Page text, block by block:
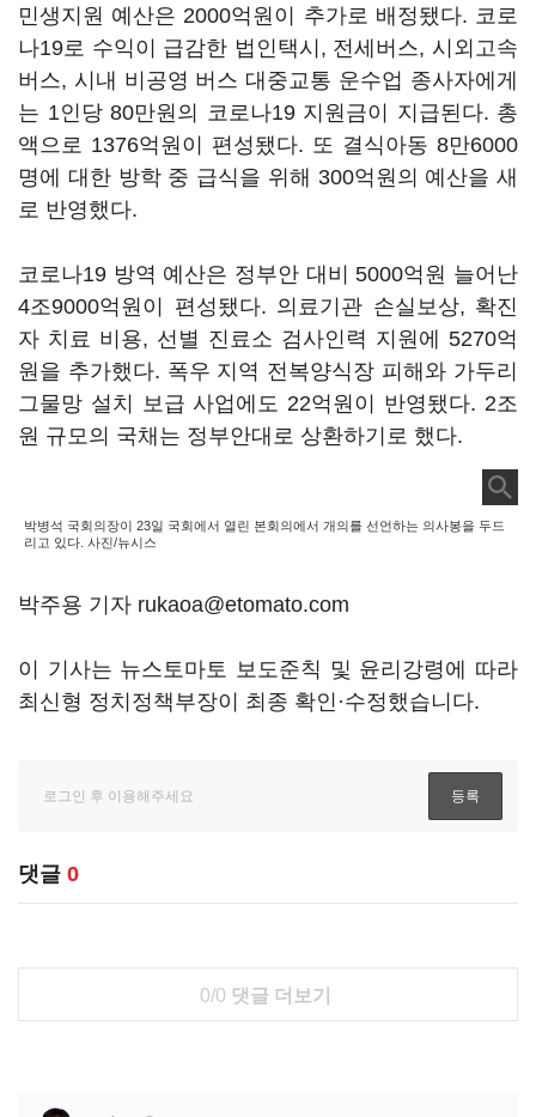
민생지원 예산은 2000억원이 추가로 배정됐다. 코로
나19로 수익이 급감한 법인택시, 전세버스, 시외고속
버스, 시내 비공영 버스 대중교통 운수업 종사자에게
는 1인당 80만원의 코로나19 지원금이 지급된다. 총
액으로 1376억원이 편성됐다. 또 결식아동 8만6000
명에 대한 방학 중 급식을 위해 300억원의 예산을 새
로 반영했다.
코로나19 방역 예산은 정부안 대비 5000억원 늘어난
4조9000억원이 편성됐다. 의료기관 손실보상, 확진
자 치료 비용, 선별 진료소 검사인력 지원에 5270억
원을 추가했다. 폭우 지역 전복양식장 피해와 가두리
그물망 설치 보급 사업에도 22억원이 반영됐다. 2조
원 규모의 국채는 정부안대로 상환하기로 했다.
박병석 국회의장이 23일 국회에서 열린 본회의에서 개의를 선언하는 의사봉을 두드
리고 있다. 사진/뉴시스
박주용 기자 rukaoa@etomato.com
이 기사는 뉴스토마토 보도준칙 및 윤리강령에 따라
최신형 정치정책부장이 최종 확인·수정했습니다.
댓글 0
0/0 댓글 더보기